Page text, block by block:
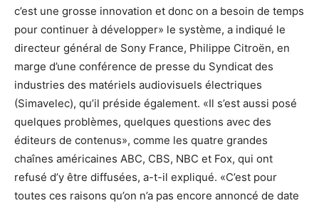
c’est une grosse innovation et donc on a besoin de temps
pour continuer à développer» le système, a indiqué le
directeur général de Sony France, Philippe Citroën, en
marge d’une conférence de presse du Syndicat des
industries des matériels audiovisuels électriques
(Simavelec), qu’il préside également. «Il s’est aussi posé
quelques problèmes, quelques questions avec des
éditeurs de contenus», comme les quatre grandes
chaînes américaines ABC, CBS, NBC et Fox, qui ont
refusé d’y être diffusées, a-t-il expliqué. «C’est pour
toutes ces raisons qu’on n’a pas encore annoncé de date